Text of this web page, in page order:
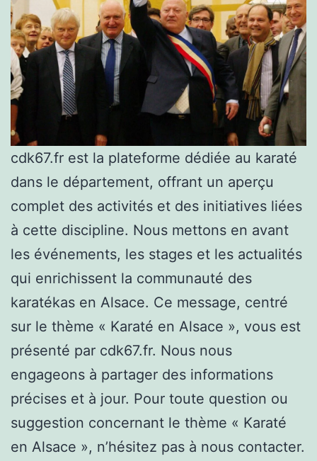
cdk67.fr est la plateforme dédiée au karaté
dans le département, offrant un aperçu
complet des activités et des initiatives liées
à cette discipline. Nous mettons en avant
les événements, les stages et les actualités
qui enrichissent la communauté des
karatékas en Alsace. Ce message, centré
sur le thème « Karaté en Alsace », vous est
présenté par cdk67.fr. Nous nous
engageons à partager des informations
précises et à jour. Pour toute question ou
suggestion concernant le thème « Karaté
en Alsace », n’hésitez pas à nous contacter.